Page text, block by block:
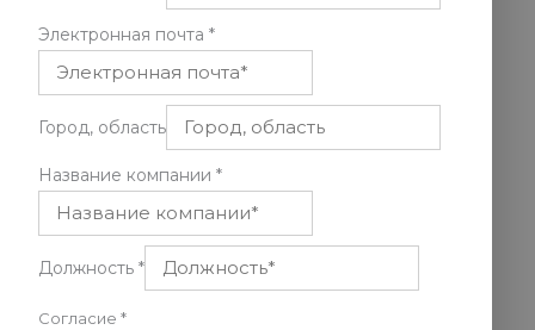
Электронная почта *
Город, область
Название компании *
Должность *
Согласие *